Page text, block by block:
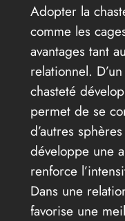
Adopter la
comme les
avantages tant
relationnel.
chasteté
permet de se
d’autres
développe une
renforce
Dans une
favorise une